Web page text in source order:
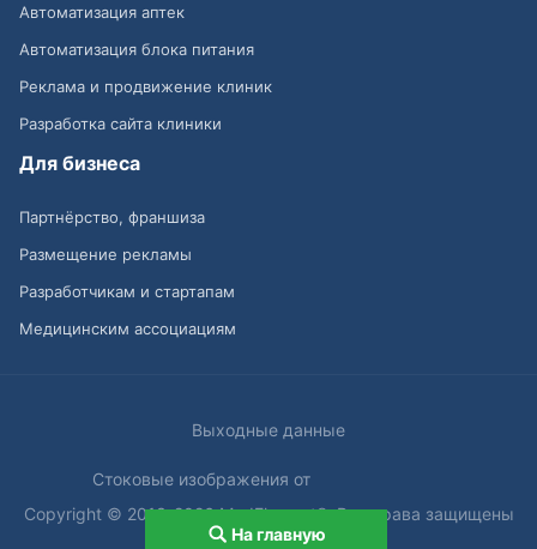
Автоматизация аптек
Автоматизация блока питания
Реклама и продвижение клиник
Разработка сайта клиники
Для бизнеса
Партнёрство, франшиза
Размещение рекламы
Разработчикам и стартапам
Медицинским ассоциациям
Выходные данные
Стоковые изображения от
Copyright © 2013-2026 MedElement®. Все права защищены
18+
На главную